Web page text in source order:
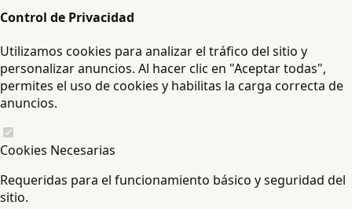
Control de Privacidad
Utilizamos cookies para analizar el tráfico del sitio y
personalizar anuncios. Al hacer clic en "Aceptar todas",
permites el uso de cookies y habilitas la carga correcta de
anuncios.
Cookies Necesarias
Requeridas para el funcionamiento básico y seguridad del
sitio.